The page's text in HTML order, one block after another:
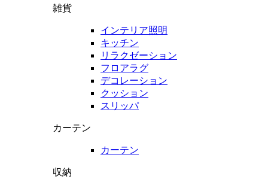
雑貨
インテリア照明
キッチン
リラクゼーション
フロアラグ
デコレーション
クッション
スリッパ
カーテン
カーテン
収納